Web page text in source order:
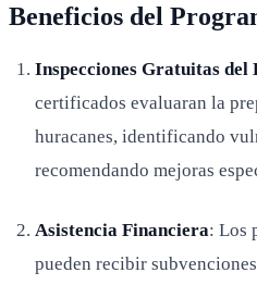
Beneficios del
Inspecciones Gratuitas del
certificados evaluaran la
huracanes, identificando
recomendando mejoras
Asistencia Financiera: Los
pueden recibir